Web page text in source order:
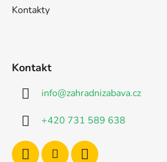
Kontakty
Kontakt
info@zahradnizabava.cz
+420 731 589 638